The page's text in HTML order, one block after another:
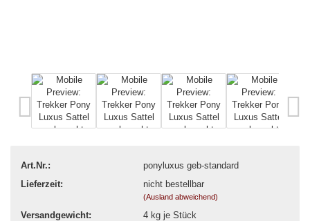
Art.Nr.:
ponyluxus geb-standard
Lieferzeit:
nicht bestellbar
(Ausland abweichend)
Versandgewicht: 4kg je Stück